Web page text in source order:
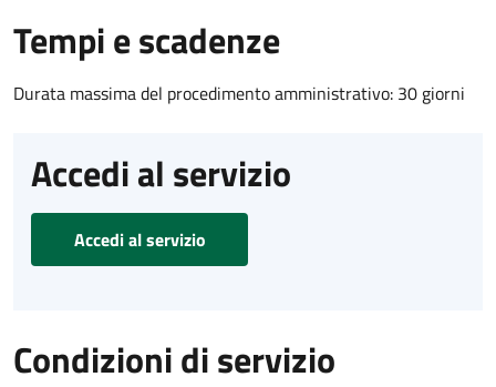
Tempi e scadenze
Durata massima del procedimento amministrativo: 30 giorni
Accedi al servizio
Accedi al servizio
Condizioni di servizio